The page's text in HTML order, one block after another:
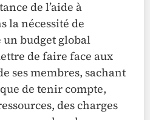
de l’aide à
la nécessité de
budget global
de faire face aux
ses membres, sachant
de tenir compte,
des charges